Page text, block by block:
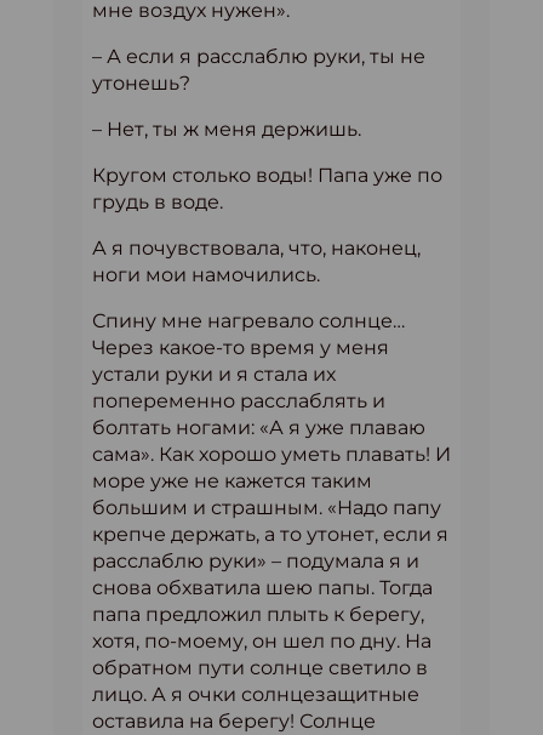
мне воздух нужен».
– А если я расслаблю руки, ты не
утонешь?
– Нет, ты ж меня держишь.
Кругом столько воды! Папа уже по
грудь в воде.
А я почувствовала, что, наконец,
ноги мои намочились.
Спину мне нагревало солнце…
Через какое-то время у меня
устали руки и я стала их
попеременно расслаблять и
болтать ногами: «А я уже плаваю
сама». Как хорошо уметь плавать! И
море уже не кажется таким
большим и страшным. «Надо папу
крепче держать, а то утонет, если я
расслаблю руки» – подумала я и
снова обхватила шею папы. Тогда
папа предложил плыть к берегу,
хотя, по-моему, он шел по дну. На
обратном пути солнце светило в
лицо. А я очки солнцезащитные
оставила на берегу! Солнце